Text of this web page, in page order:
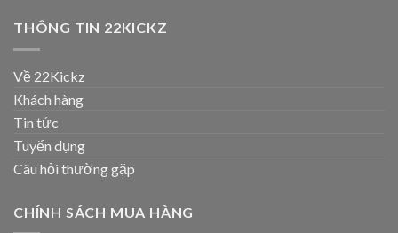
THÔNG TIN 22KICKZ
Về 22Kickz
Khách hàng
Tin tức
Tuyển dụng
Câu hỏi thường gặp
CHÍNH SÁCH MUA HÀNG